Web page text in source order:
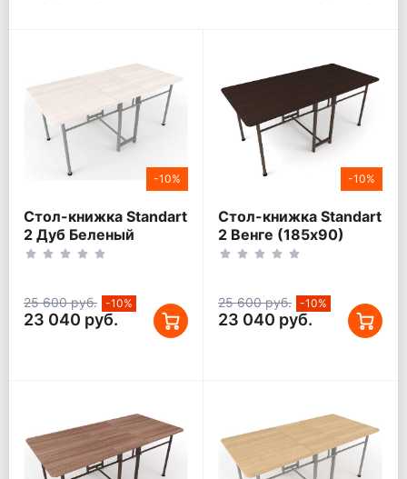
-10%
Стол-книжка Standart
2 Дуб Беленый
(185х90)
25 600 руб. -10%
23 040 руб.
-10%
Стол-книжка Standart
2 Венге (185х90)
25 600 руб. -10%
23 040 руб.